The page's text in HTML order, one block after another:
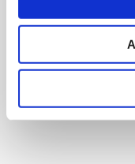
FRAGEN